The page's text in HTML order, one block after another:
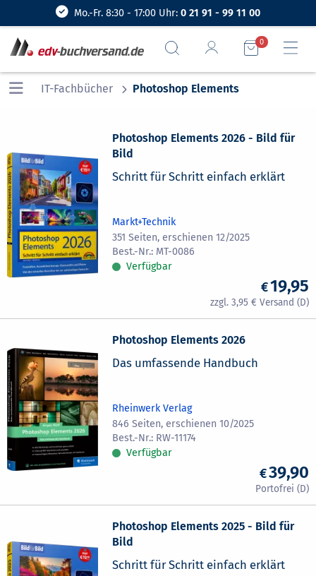
Mo.-Fr. 8:30 - 17:00 Uhr: 0 21 91 - 99 11 00
0
IT-Fachbücher Photoshop Elements
Photoshop Elements 2026 - Bild für
Bild
Schritt für Schritt einfach erklärt
Markt+Technik
351 Seiten, erschienen 12/2025
MT-0086
Verfügbar
19,95
3,95
Photoshop Elements 2026
Das umfassende Handbuch
Rheinwerk Verlag
846 Seiten, erschienen 10/2025
RW-11174
Verfügbar
39,90
Photoshop Elements 2025 - Bild für
Bild
Schritt für Schritt einfach erklärt